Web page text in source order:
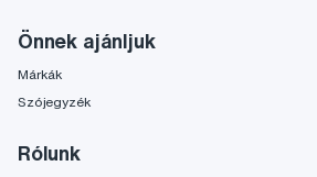
Önnek ajánljuk
Márkák
Szójegyzék
Rólunk